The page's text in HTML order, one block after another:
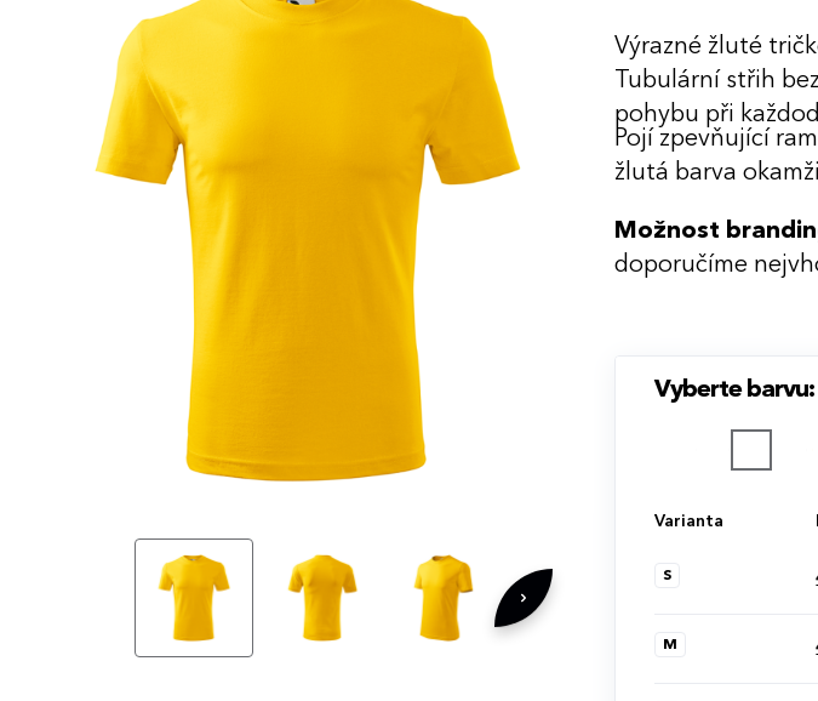
Výrazné žluté
Tubulární střih
pohybu při
Pojí zpevňující
žlutá barva
Možnost
doporučíme
Vyberte barvu:
Varianta
S
M